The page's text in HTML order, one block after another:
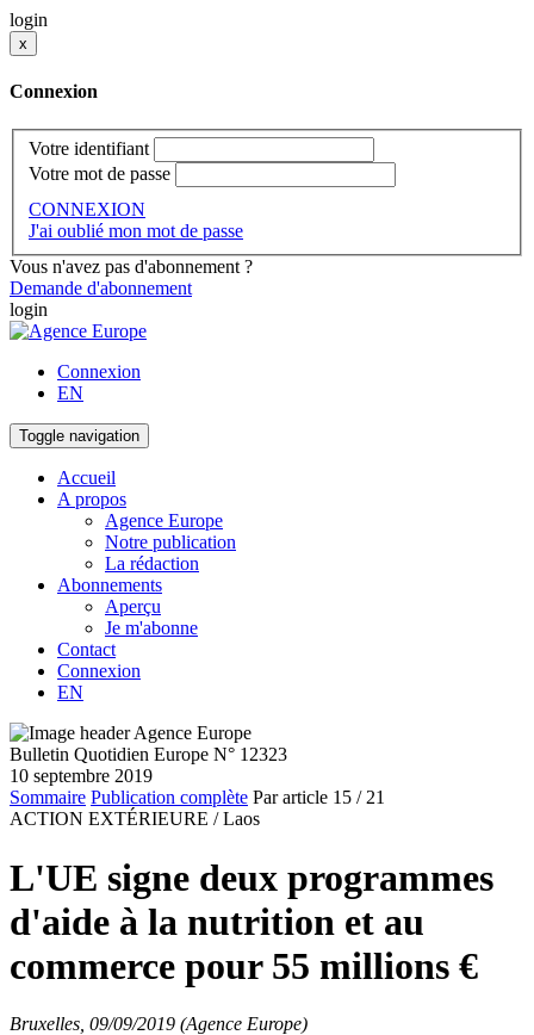
login
x
Connexion
Votre identifiant
Votre mot de passe
CONNEXION
J'ai oublié mon mot de passe
Vous n'avez pas d'abonnement ?
Demande d'abonnement
login
Connexion
EN
Toggle navigation
Accueil
A propos
Agence Europe
Notre publication
La rédaction
Abonnements
Aperçu
Je m'abonne
Contact
Connexion
EN
Bulletin Quotidien Europe N° 12323
10 septembre 2019
Sommaire Publication complète Par article 15 / 21
ACTION EXTÉRIEURE / Laos
L'UE signe deux programmes
d'aide à la nutrition et au
commerce pour 55 millions €
Bruxelles, 09/09/2019 (Agence Europe)